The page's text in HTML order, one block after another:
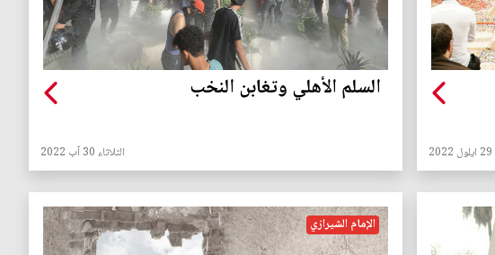
السلم الأهلي وتغابن النخب
الثلاثاء 30 آب 2022
الإمام الشيرازي